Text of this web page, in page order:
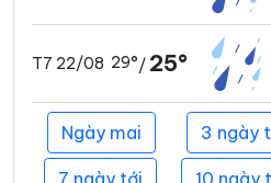
T7 22/08 29°/ 25°
Ngày mai 3 ngày
7 ngày tới 10 ngày